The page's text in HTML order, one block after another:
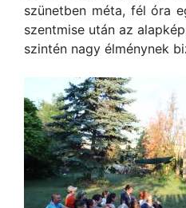
szünetben méta, fél óra
szentmise után az
szintén nagy élménynek